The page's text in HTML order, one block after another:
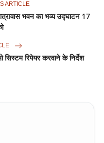
ARTICLE
भवन का भव्य उद्घाटन 17
रिपेयर करवाने के निर्देश